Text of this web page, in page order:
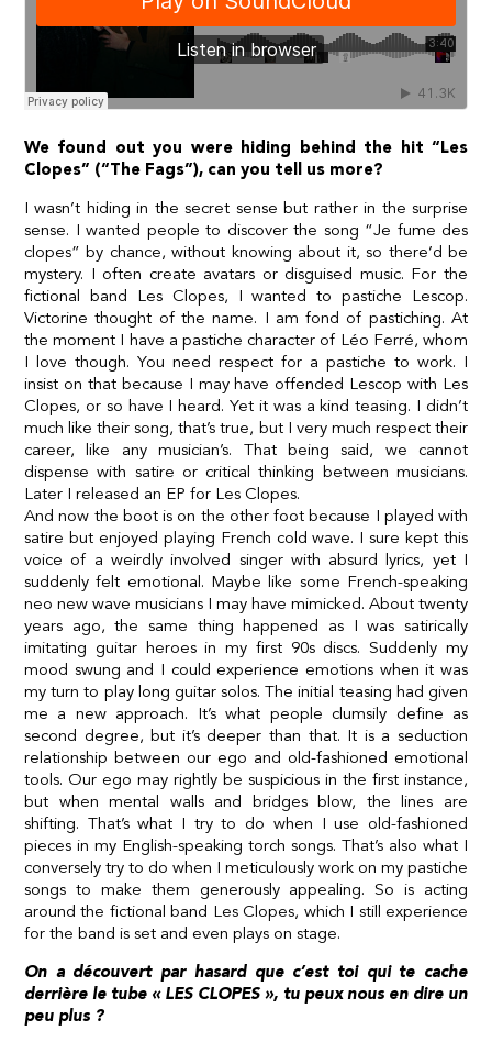
We found out you were hiding behind the hit “Les
Clopes” (“The Fags”), can you tell us more?
I wasn’t hiding in the secret sense but rather in the surprise
sense. I wanted people to discover the song “Je fume des
clopes” by chance, without knowing about it, so there’d be
mystery. I often create avatars or disguised music. For the
fictional band Les Clopes, I wanted to pastiche Lescop.
Victorine thought of the name. I am fond of pastiching. At
the moment I have a pastiche character of Léo Ferré, whom
I love though. You need respect for a pastiche to work. I
insist on that because I may have offended Lescop with Les
Clopes, or so have I heard. Yet it was a kind teasing. I didn’t
much like their song, that’s true, but I very much respect their
career, like any musician’s. That being said, we cannot
dispense with satire or critical thinking between musicians.
Later I released an EP for Les Clopes.
And now the boot is on the other foot because I played with
satire but enjoyed playing French cold wave. I sure kept this
voice of a weirdly involved singer with absurd lyrics, yet I
suddenly felt emotional. Maybe like some French-speaking
neo new wave musicians I may have mimicked. About twenty
years ago, the same thing happened as I was satirically
imitating guitar heroes in my first 90s discs. Suddenly my
mood swung and I could experience emotions when it was
my turn to play long guitar solos. The initial teasing had given
me a new approach. It’s what people clumsily define as
second degree, but it’s deeper than that. It is a seduction
relationship between our ego and old-fashioned emotional
tools. Our ego may rightly be suspicious in the first instance,
but when mental walls and bridges blow, the lines are
shifting. That’s what I try to do when I use old-fashioned
pieces in my English-speaking torch songs. That’s also what I
conversely try to do when I meticulously work on my pastiche
songs to make them generously appealing. So is acting
around the fictional band Les Clopes, which I still experience
for the band is set and even plays on stage.
On a découvert par hasard que c’est toi qui te cache
derrière le tube « LES CLOPES », tu peux nous en dire un
peu plus ?